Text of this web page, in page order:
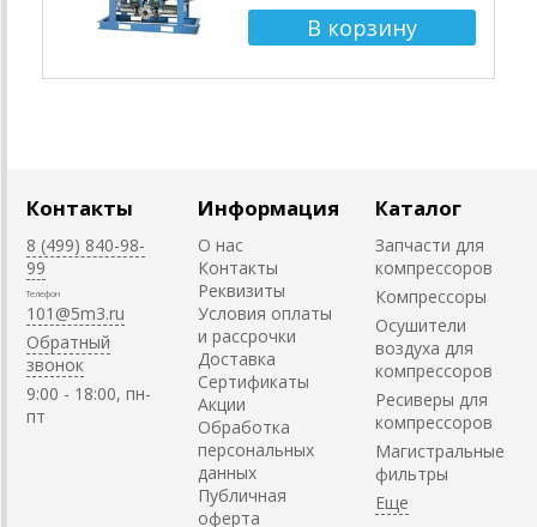
Контакты
8 (499) 840-98-
99
Телефон
101@5m3.ru
Обратный
звонок
9:00 - 18:00, пн-
пт
Информация
О нас
Контакты
Реквизиты
Условия оплаты
и рассрочки
Доставка
Сертификаты
Акции
Обработка
персональных
данных
Публичная
оферта
Каталог
Запчасти для
компрессоров
Компрессоры
Осушители
воздуха для
компрессоров
Ресиверы для
компрессоров
Магистральные
фильтры